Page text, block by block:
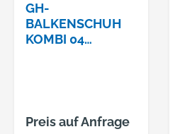
GH-
BALKENSCHUH
KOMBI 04
Preis auf Anfrage